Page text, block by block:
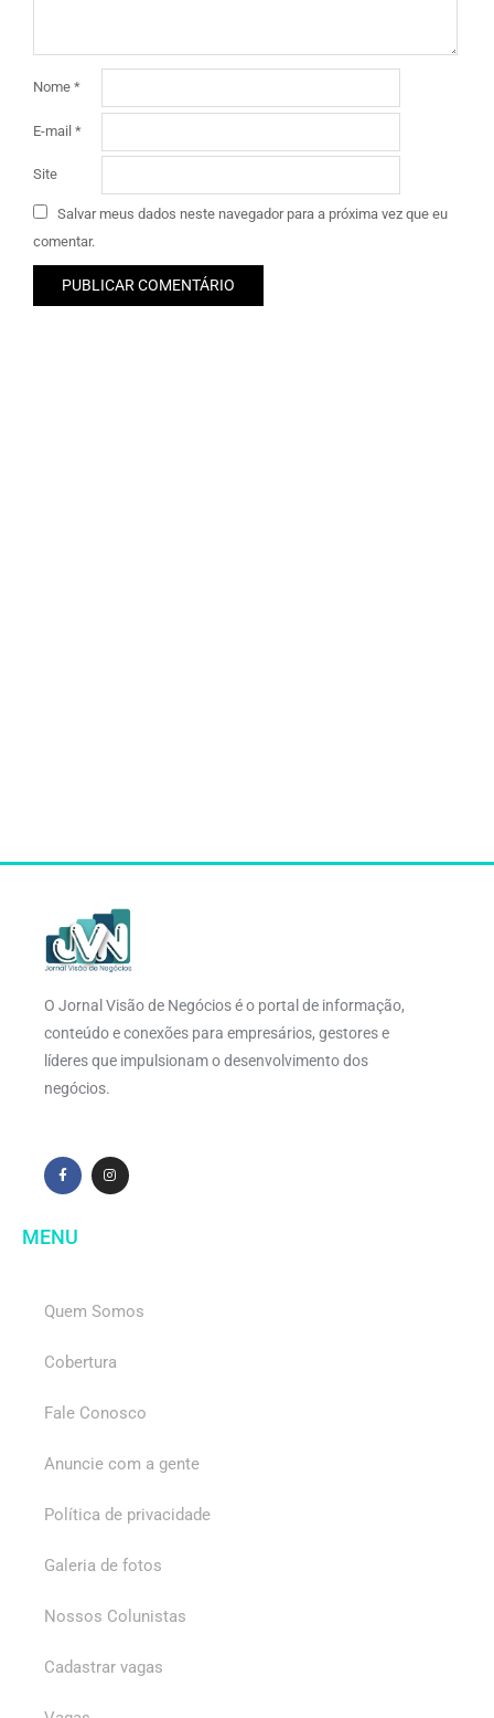
Nome *
E-mail *
Site
Salvar meus dados neste navegador para a próxima vez que eu
comentar.
O Jornal Visão de Negócios é o portal de informação,
conteúdo e conexões para empresários, gestores e
líderes que impulsionam o desenvolvimento dos
negócios.
MENU
Quem Somos
Cobertura
Fale Conosco
Anuncie com a gente
Política de privacidade
Galeria de fotos
Nossos Colunistas
Cadastrar vagas